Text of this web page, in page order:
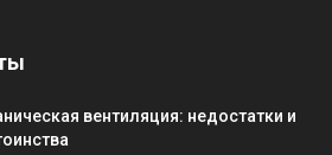
вентиляция: недостатки и